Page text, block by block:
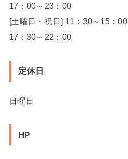
17：00～23：00
[土曜日・祝日] 11：30～15：00
17：30～22：00
定休日
日曜日
HP